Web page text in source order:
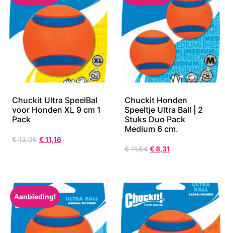
Chuckit Ultra SpeelBal
voor Honden XL 9 cm 1
Pack
€13,06 €11,16
Chuckit Honden
Speeltje Ultra Ball | 2
Stuks Duo Pack
Medium 6 cm.
€11,64 €8,31
Aanbieding!